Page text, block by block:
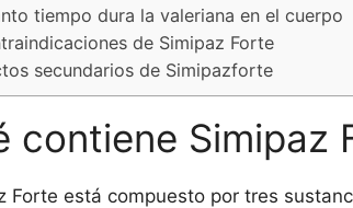
tiempo dura la valeriana en el cuerpo
de Simipaz Forte
secundarios de Simipazforte
contiene Simipaz
Forte está compuesto por tres